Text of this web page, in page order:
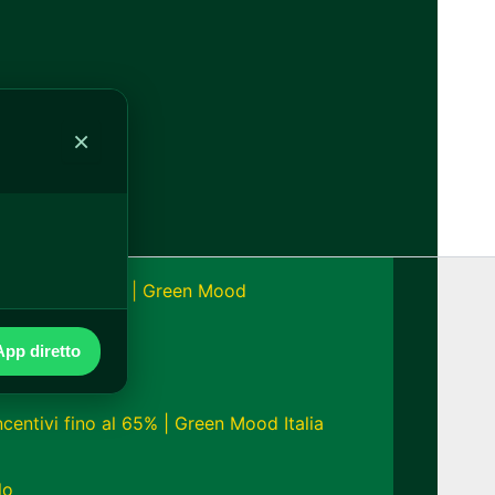
×
diretto
fino a 24h | Green Mood
fino al 65% | Green Mood Italia